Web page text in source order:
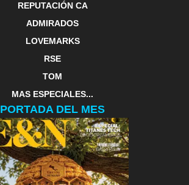
REPUTACIÓN CA
ADMIRADOS
LOVEMARKS
RSE
TOM
MAS ESPECIALES...
PORTADA DEL MES